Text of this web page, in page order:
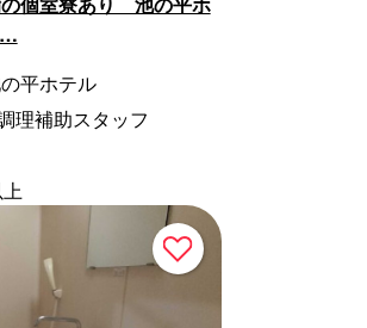
…
平ホテル
理補助スタッフ